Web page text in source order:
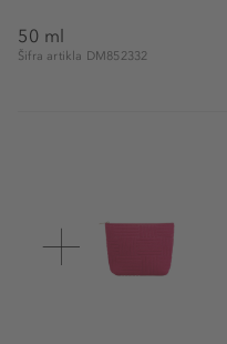
50 ml
Šifra artikla DM852332